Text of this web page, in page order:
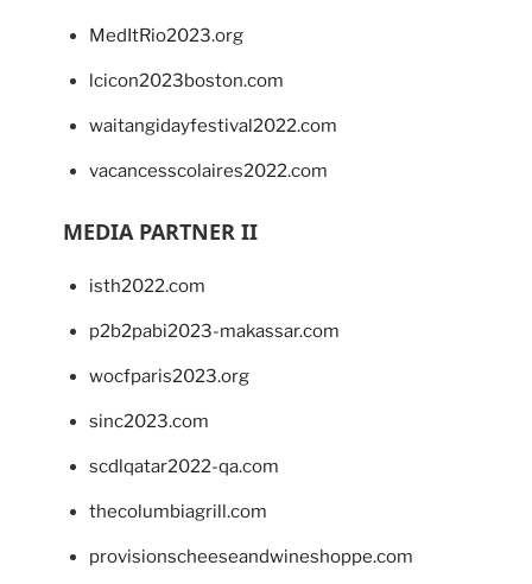
MedItRio2023.org
lcicon2023boston.com
waitangidayfestival2022.com
vacancesscolaires2022.com
MEDIA PARTNER II
isth2022.com
p2b2pabi2023-makassar.com
wocfparis2023.org
sinc2023.com
scdlqatar2022-qa.com
thecolumbiagrill.com
provisionscheeseandwineshoppe.com